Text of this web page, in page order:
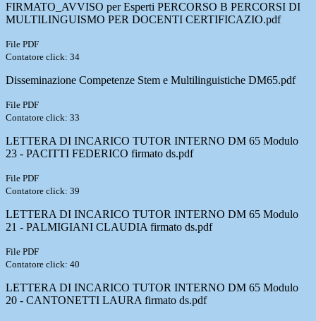
FIRMATO_AVVISO per Esperti PERCORSO B PERCORSI DI
MULTILINGUISMO PER DOCENTI CERTIFICAZIO.pdf
File PDF
Contatore click: 34
Disseminazione Competenze Stem e Multilinguistiche DM65.pdf
File PDF
Contatore click: 33
LETTERA DI INCARICO TUTOR INTERNO DM 65 Modulo
23 - PACITTI FEDERICO firmato ds.pdf
File PDF
Contatore click: 39
LETTERA DI INCARICO TUTOR INTERNO DM 65 Modulo
21 - PALMIGIANI CLAUDIA firmato ds.pdf
File PDF
Contatore click: 40
LETTERA DI INCARICO TUTOR INTERNO DM 65 Modulo
20 - CANTONETTI LAURA firmato ds.pdf